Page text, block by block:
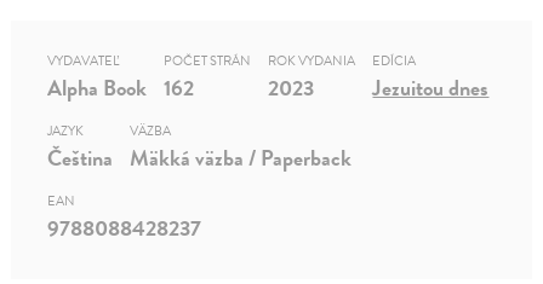
VYDAVATEĽ
Alpha Book
POČET STRÁN
162
ROK VYDANIA
2023
EDÍCIA
Jezuitou dnes
JAZYK
Čeština
VÄZBA
Mäkká väzba / Paperback
EAN
9788088428237